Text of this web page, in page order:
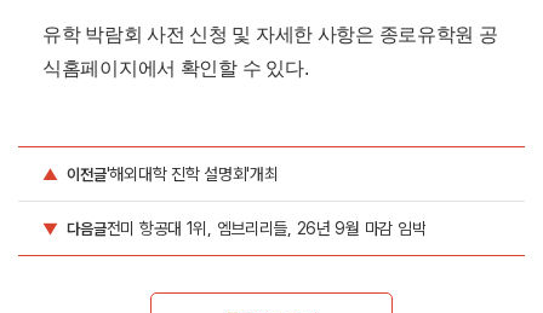
주 어학연수, 워홀 vs 코업 ▲SKY보다 랭킹높은 호주
명문대 쉽게 가기 ▲어학연수 비용, 장단점, 리얼후기
종로유학원 관계자는 “2026년 해외진학과 어학연수 결
정의 골든 타임을 가장 빠르게 맞이할 수 있는 유학박람
회로서 참가자들에게는 역대급 장학 혜택이 제공된다,
학연수 등록시 학비 할인에 유학 지원금 더블혜택으로